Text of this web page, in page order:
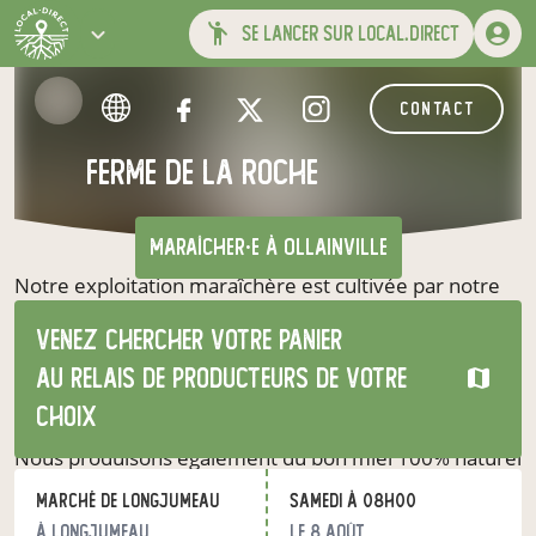
se lancer sur local.direct
contact
Ferme de La Roche
maraîcher·e à Ollainville
Venez chercher votre panier
au relais de producteurs de votre
choix
Marché de Longjumeau
à Longjumeau
samedi à 08h00
le 8 août
Notre exploitation maraîchère est cultivée par notre
famille depuis plus de 4 générations 🤝
👩‍🌾 De taille humaine, nous produisons nos fruits et
légumes en plein champ et sous tunnel en pleine terre
tout en en favorisant la biodiversité 🐝🐞 et dans le
respect des saisons 🍃☀️🍂 ❄️
Nous produisons également du bon miel 100% naturel
☀️ Ce qui nous motive : La recherche du goût et de la